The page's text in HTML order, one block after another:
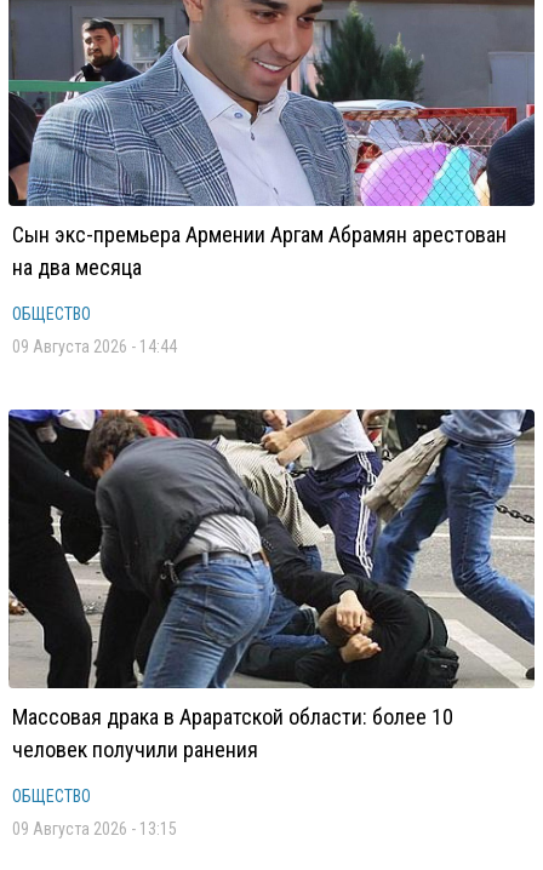
Сын экс-премьера Армении Аргам Абрамян арестован
на два месяца
ОБЩЕСТВО
09 Августа 2026 - 14:44
Массовая драка в Араратской области: более 10
человек получили ранения
ОБЩЕСТВО
09 Августа 2026 - 13:15